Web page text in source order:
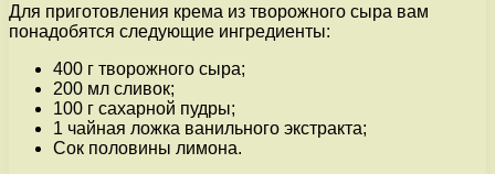
Для приготовления крема из творожного сыра вам
понадобятся следующие ингредиенты:
400 г творожного сыра;
200 мл сливок;
100 г сахарной пудры;
1 чайная ложка ванильного экстракта;
Сок половины лимона.